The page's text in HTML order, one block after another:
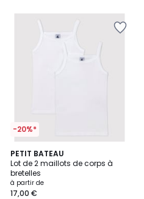
-20%*
PETIT BATEAU
Lot de 2 maillots de corps à
bretelles
à partir de
17,00 €